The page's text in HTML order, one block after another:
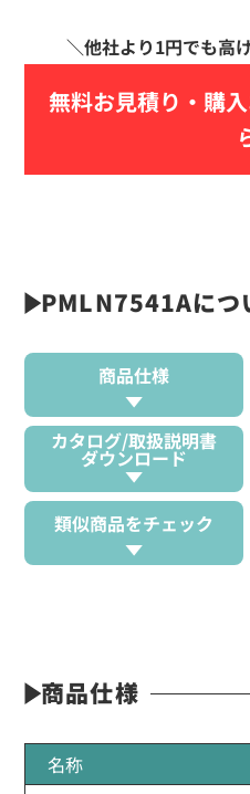
無料お見積り・ 購
PMLN7541Aにつ
商品仕様
カタログ/取扱説明書
ダウンロード
類似商品をチェック
商品仕様
名称